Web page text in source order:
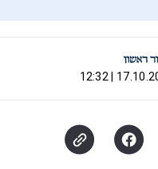
17.10.2021 |